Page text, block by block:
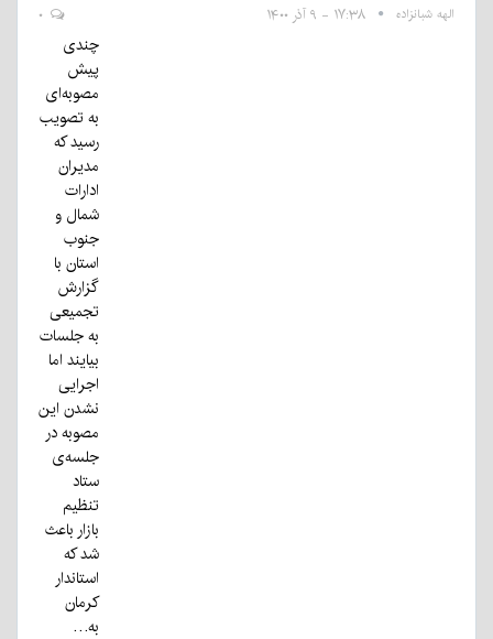
الهه شبانزاده ۱۷:۳۸ - ۹ آذر ۱۴۰۰
چندی
پیش
مصوبه‌ای
به تصویب
رسید که
مدیران
ادارات
شمال و
جنوب
استان با
گزارش
تجمیعی
به جلسات
بیایند اما
اجرایی
نشدن این
مصوبه در
جلسه‌ی
ستاد
تنظیم
بازار باعث
شد که
استاندار
کرمان
به…